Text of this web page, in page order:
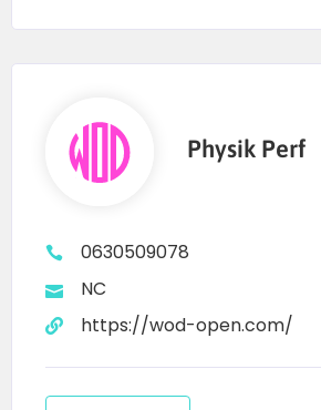
1000m RUN
100m Burpees Broad Jump
1000m RUN
1000m ROW
200m Farmer Carry
100m Walking Lunges
1000m RUN
2000m Bike Erg
1000m RUN
Physik Perf
0630509078
NC
https://wod-open.com/